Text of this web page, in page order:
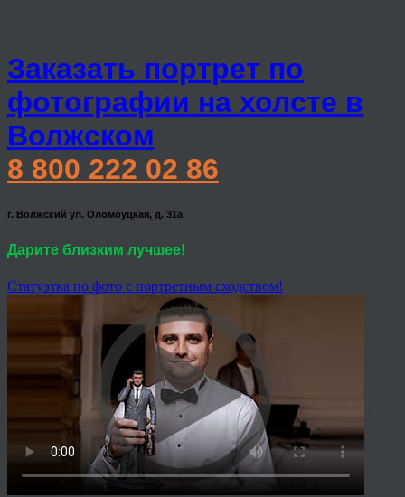
Заказать портрет по
фотографии на холсте в
Волжском
8 800 222 02 86
г. Волжский ул. Оломоуцкая, д. 31а
Дарите близким лучшее!
Статуэтка по фото с портретным сходством!